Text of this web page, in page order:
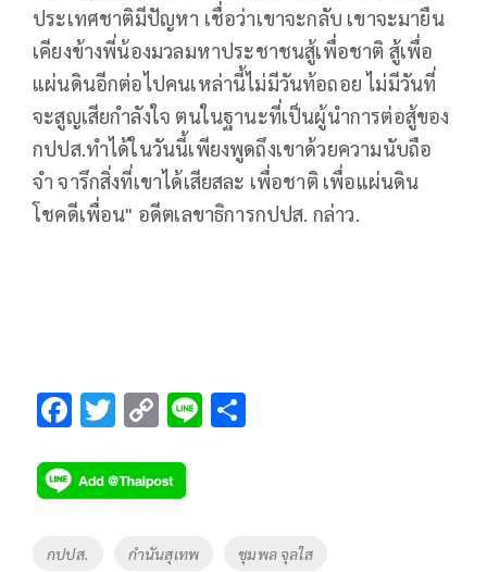
ประเทศชาติมีปัญหา เชื่อว่าเขาจะกลับ เขาจะมายืน
เคียงข้างพี่น้องมวลมหาประชาชนสู้เพื่อชาติ สู้เพื่อ
แผ่นดินอีกต่อไปคนเหล่านี้ไม่มีวันท้อถอย ไม่มีวันที่
จะสูญเสียกำลังใจ ตนในฐานะที่เป็นผู้นำการต่อสู้ของ
กปปส.ทำได้ในวันนี้เพียงพูดถึงเขาด้วยความนับถือ
จำ จารึกสิ่งที่เขาได้เสียสละ เพื่อชาติ เพื่อแผ่นดิน
โชคดีเพื่อน" อดีตเลขาธิการกปปส. กล่าว.
F
e
b
o
T
tt
er
C
p
y
Li
Li
Tags
กปปส. กำนันสุเทพ ชุมพล จุลใส